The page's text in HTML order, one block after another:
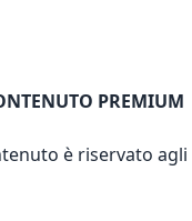
PREMIUM
è riservato agli